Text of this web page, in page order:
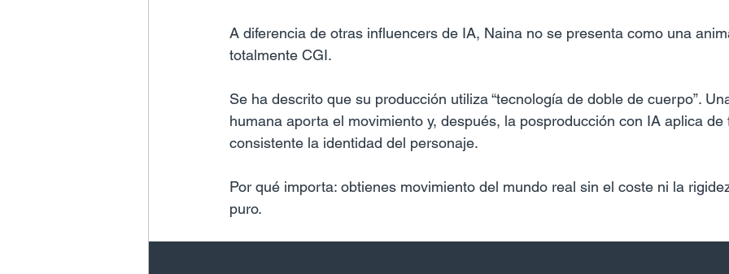
A diferencia de otras influencers de IA, Naina no se presenta como una
totalmente CGI.
Se ha descrito que su producción utiliza “tecnología de doble de cuerpo”.
humana aporta el movimiento y, después, la posproducción con IA aplica
consistente la identidad del personaje.
Por qué importa: obtienes movimiento del mundo real sin el coste ni la
puro.